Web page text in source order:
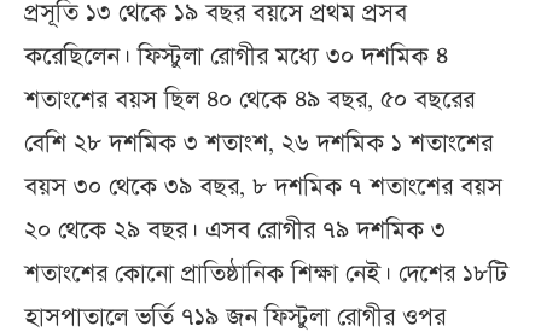
প্রসূতি ১৩ থেকে ১৯ বছর বয়সে প্রথম প্রসব
করেছিলেন। ফিস্টুলা রোগীর মধ্যে ৩০ দশমিক ৪
শতাংশের বয়স ছিল ৪০ থেকে ৪৯ বছর, ৫০ বছরের
বেশি ২৮ দশমিক ৩ শতাংশ, ২৬ দশমিক ১ শতাংশের
বয়স ৩০ থেকে ৩৯ বছর, ৮ দশমিক ৭ শতাংশের বয়স
২০ থেকে ২৯ বছর। এসব রোগীর ৭৯ দশমিক ৩
শতাংশের কোনো প্রাতিষ্ঠানিক শিক্ষা নেই। দেশের ১৮টি
হাসপাতালে ভর্তি ৭১৯ জন ফিস্টুলা রোগীর ওপর